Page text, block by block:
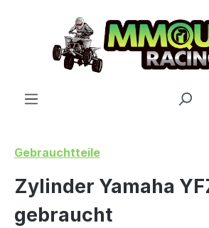
Skip to main content
Gebrauchtteile
Zylinder Yamaha
gebraucht